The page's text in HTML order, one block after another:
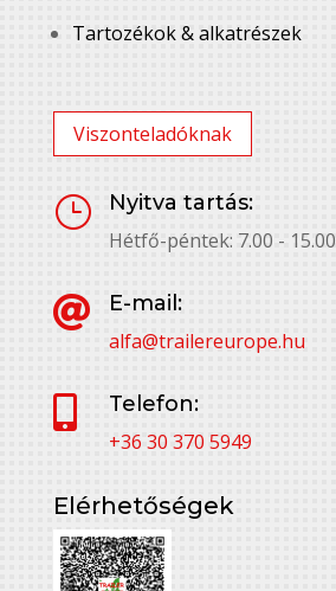
Tartozékok & alkatrészek
Viszonteladóknak
}
Nyitva tartás:
Hétfő-péntek: 7.00 - 15.00

E-mail:
alfa@trailereurope.hu

Telefon:
+36 30 370 5949
Elérhetőségek